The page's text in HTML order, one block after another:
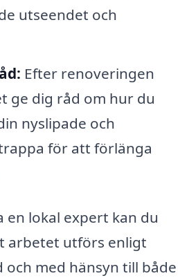
utseendet och
Efter renoveringen
ge dig råd om hur du
nyslipade och
för att förlänga
en lokal expert kan du
arbetet utförs enligt
med hänsyn till både